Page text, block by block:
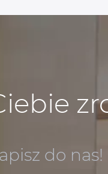
do nas!